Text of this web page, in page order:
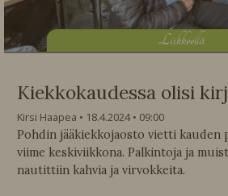
Liikkeellä
Kiekkokaudessa olisi
Kirsi Haapea 18.4.2024
09:00
Pohdin jääkiekkojaosto vietti kauden
viime keskiviikkona. Palkintoja ja
nautittiin kahvia ja virvokkeita.